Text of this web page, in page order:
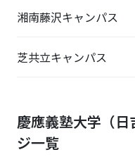
湘南藤沢キャンパス
芝共立キャンパス
慶應義塾大学（
ジ一覧